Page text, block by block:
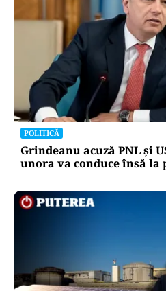
POLITICĂ
Grindeanu acuză PNL și
unora va conduce însă la